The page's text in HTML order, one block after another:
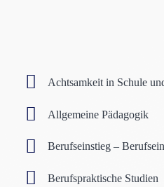
Achtsamkeit in Schule
Allgemeine Pädagogik
Berufseinstieg –
Berufspraktische Studien